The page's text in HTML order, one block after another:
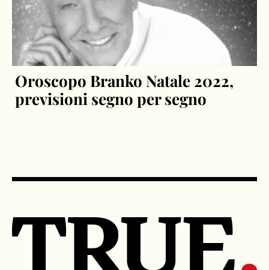
Oroscopo Branko Natale 2022,
previsioni segno per segno